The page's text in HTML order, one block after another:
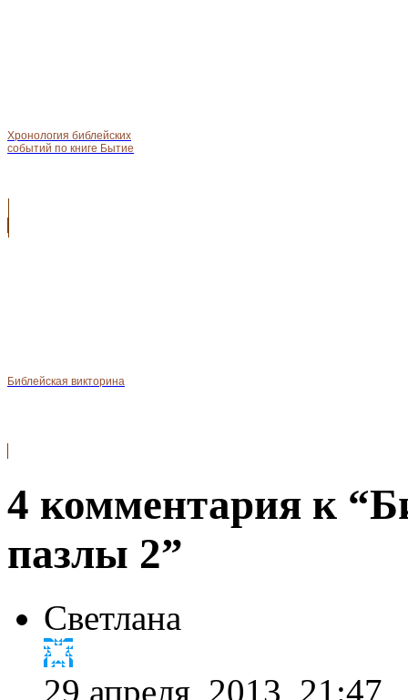
Хронология библейских
событий по книге Бытие
Библейская викторина
4 комментария к
пазлы 2”
Светлана
29 апреля, 2013, 21:47